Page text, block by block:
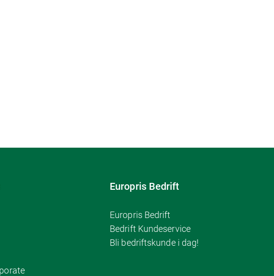
Europris Bedrift
Europris Bedrift
Bedrift Kundeservice
Bli bedriftskunde i dag!